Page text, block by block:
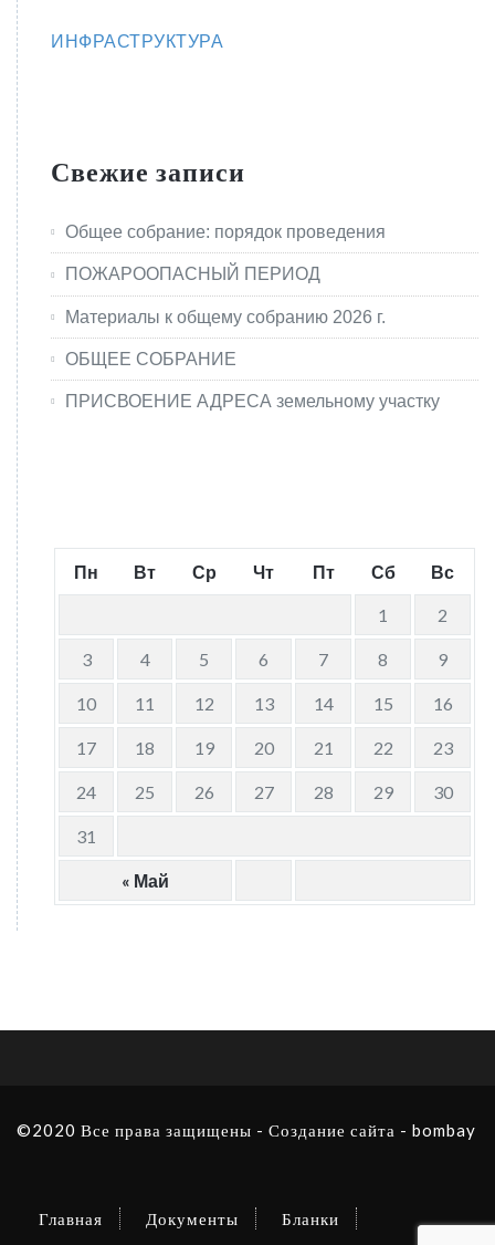
ИНФРАСТРУКТУРА
Свежие записи
Общее собрание: порядок проведения
ПОЖАРООПАСНЫЙ ПЕРИОД
Материалы к общему собранию 2026 г.
ОБЩЕЕ СОБРАНИЕ
ПРИСВОЕНИЕ АДРЕСА земельному участку
Пн Вт Ср Чт Пт Сб Вс
« Май
1 2
3 4 5 6 7 8 9
10 11 12 13 14 15 16
17 18 19 20 21 22 23
24 25 26 27 28 29 30
31
©2020 Все права защищены - Создание сайта - bombay
Главная Документы Бланки